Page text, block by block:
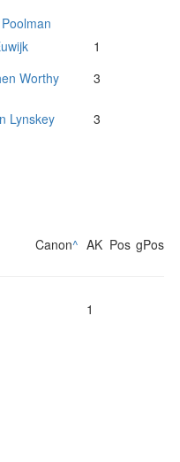
1
Worthy 3
Lynskey 3
Canon^ AK Pos gPos
1